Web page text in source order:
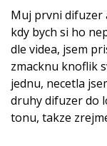
Muj prvni difuzer
kdy bych si ho
dle videa, jsem
zmacknu knoflik
jednu, necetla
druhy difuzer do
tonu, takze